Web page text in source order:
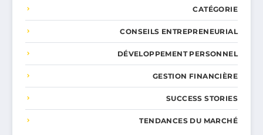
CATÉGORIE
CONSEILS ENTREPRENEURIAL
DÉVELOPPEMENT PERSONNEL
GESTION FINANCIÈRE
SUCCESS STORIES
TENDANCES DU MARCHÉ